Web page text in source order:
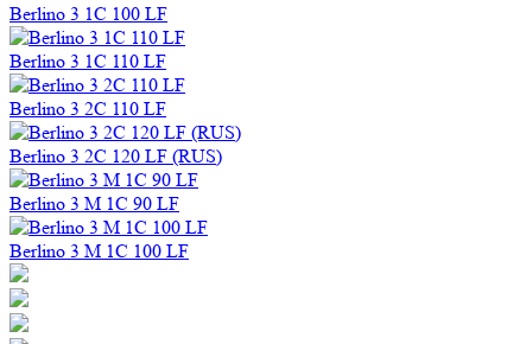
Berlino 3 1C 100 LF
Berlino 3 1C 110 LF
Berlino 3 2C 110 LF
Berlino 3 2C 120 LF (RUS)
Berlino 3 M 1C 90 LF
Berlino 3 M 1C 100 LF